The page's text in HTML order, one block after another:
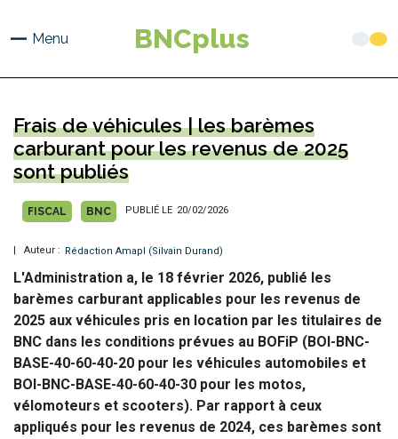
principal
Menu BNCplus
Frais de véhicules | les barèmes
carburant pour les revenus de 2025
sont publiés
anonyme
FISCAL BNC PUBLIÉ LE 20/02/2026
| Auteur : Rédaction Amapl (Silvain Durand)
L'Administration a, le 18 février 2026, publié les
barèmes carburant applicables pour les revenus de
2025 aux véhicules pris en location par les titulaires de
BNC dans les conditions prévues au BOFiP (BOI-BNC-
BASE-40-60-40-20 pour les véhicules automobiles et
BOI-BNC-BASE-40-60-40-30 pour les motos,
vélomoteurs et scooters). Par rapport à ceux
appliqués pour les revenus de 2024, ces barèmes sont